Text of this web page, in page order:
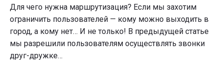
Для чего нужна маршрутизация? Если мы захотим
ограничить пользователей — кому можно выходить в
город, а кому нет… И не только! В предыдущей статье
мы разрешили пользователям осуществлять звонки
друг-дружке…